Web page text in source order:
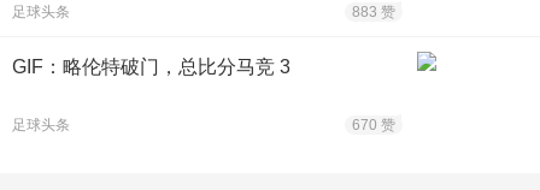
足球头条 883 赞
GIF：略伦特破门，总比分马竞 3
足球头条 670 赞